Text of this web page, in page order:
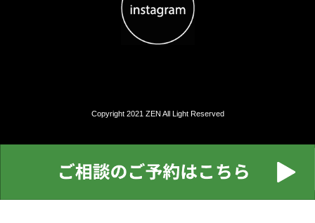
Copyright 2021 ZEN All Light Reserved